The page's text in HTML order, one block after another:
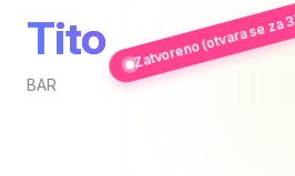
Tito
BAR
Zatvoreno (otvara se